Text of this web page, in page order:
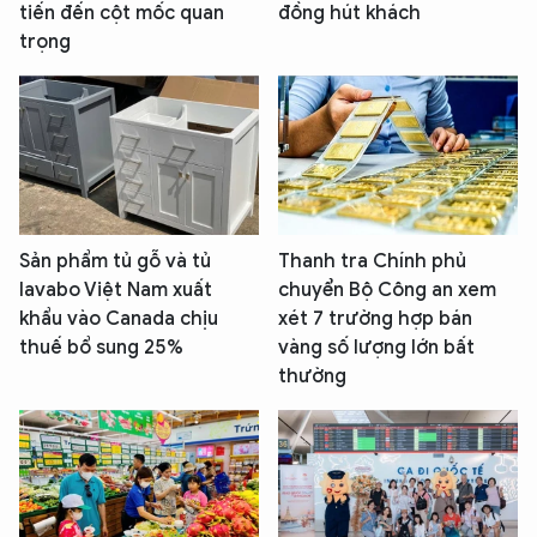
tiến đến cột mốc quan
trọng
đồng hút khách
Sản phẩm tủ gỗ và tủ
lavabo Việt Nam xuất
khẩu vào Canada chịu
thuế bổ sung 25%
Thanh tra Chính phủ
chuyển Bộ Công an xem
xét 7 trường hợp bán
vàng số lượng lớn bất
thường